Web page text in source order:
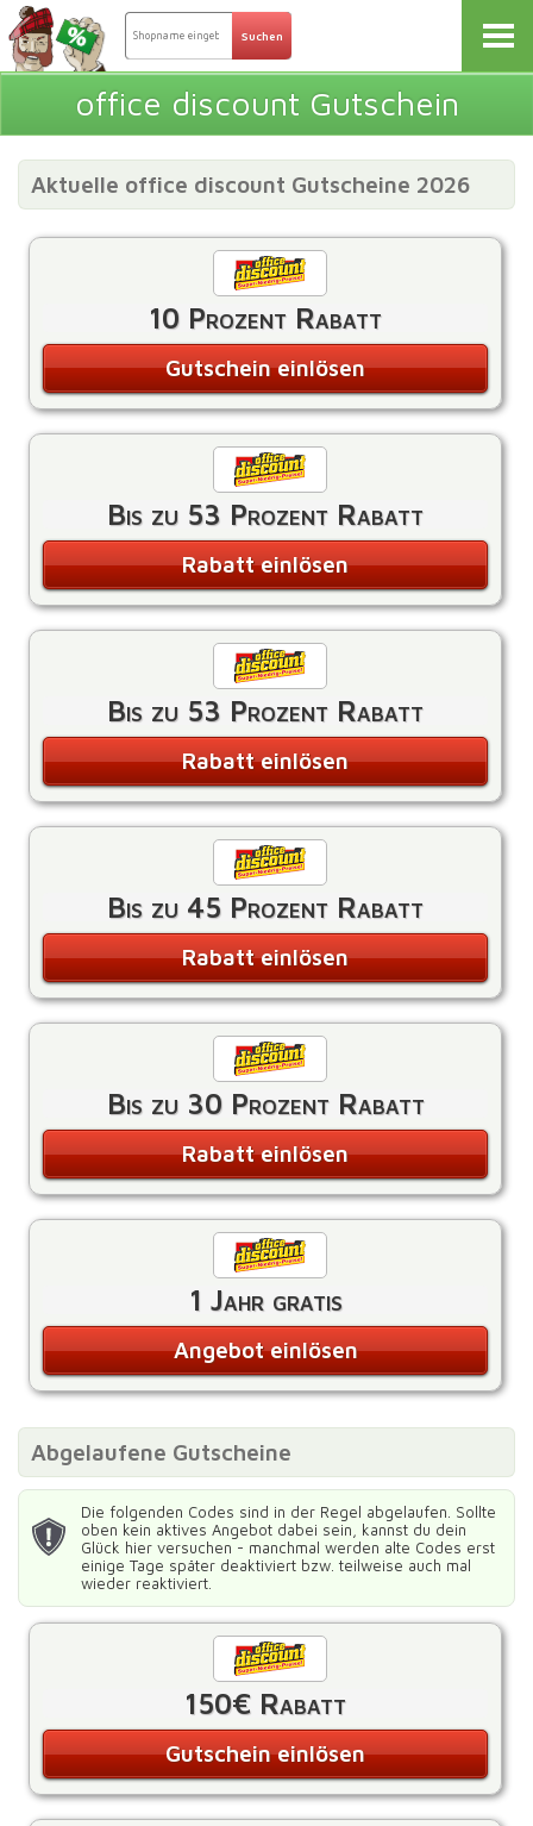
office discount Gutschein
Aktuelle office discount Gutscheine 2026
10 Prozent Rabatt
Gutschein einlösen
Bis zu 53 Prozent Rabatt
Rabatt einlösen
Bis zu 53 Prozent Rabatt
Rabatt einlösen
Bis zu 45 Prozent Rabatt
Rabatt einlösen
Bis zu 30 Prozent Rabatt
Rabatt einlösen
1 Jahr gratis
Angebot einlösen
Abgelaufene Gutscheine
Die folgenden Codes sind in der Regel abgelaufen. Sollte
oben kein aktives Angebot dabei sein, kannst du dein
Glück hier versuchen - manchmal werden alte Codes erst
einige Tage später deaktiviert bzw. teilweise auch mal
wieder reaktiviert.
150€ Rabatt
Gutschein einlösen